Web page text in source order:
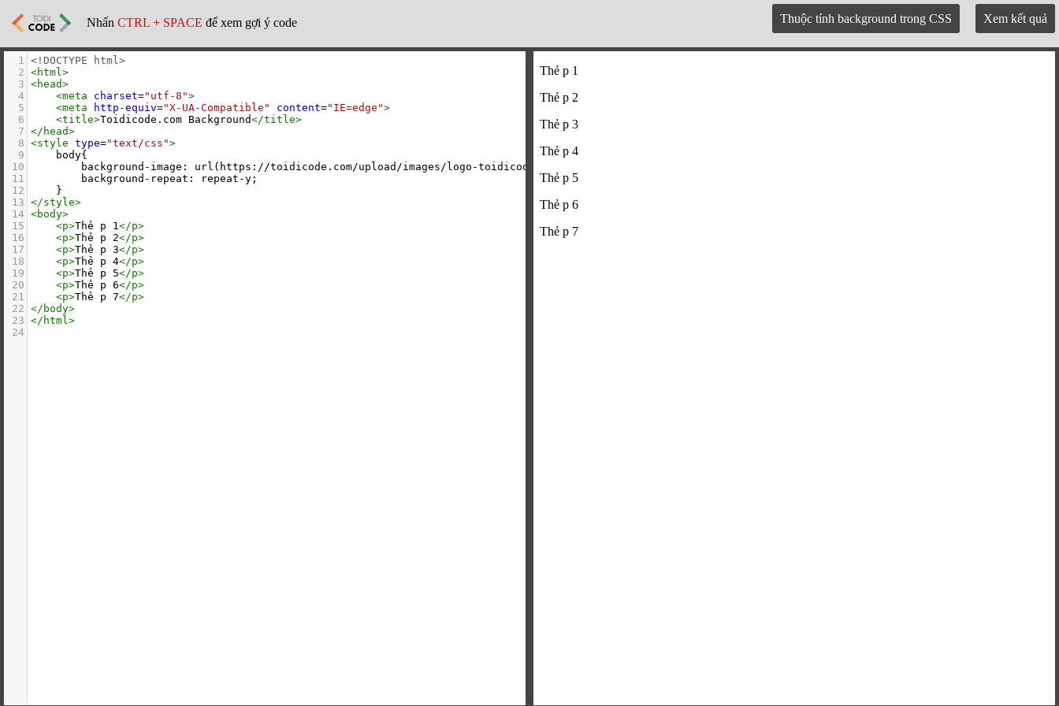
Nhấn CTRL + SPACE để xem gợi ý code Xem kết quả
Thuộc tính background trong CSS
1 <!DOCTYPE html>
2 <html>
3 <head>
4
<meta charset="utf-8">
5
<meta http-equiv="X-UA-Compatible" content="IE=edge">
6
<title>Toidicode.com Background</title>
7 </ head>
8 <style type="text/css">
9
    body{
10
        background-image: url(https://toidicode.com/upload/images/logo-toidicode.png);
11
        background-repeat: repeat-y;
12
    }
13 </style>
14 <body>
15
<p>Thẻ p 1</p>
16
<p>Thẻ p 2</p>
17
<p>Thẻ p 3</p>
18
<p>Thẻ p 4</p>
19
<p>Thẻ p 5</p>
20
<p>Thẻ p 6</p>
21
<p>Thẻ p 7</p>
22 </ body>
23 </ html>
24